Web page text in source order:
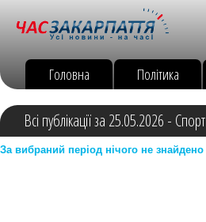
Головна Політика
Всі публікації за 25.05.2026 - Спорт
За вибраний період нічого не знайдено